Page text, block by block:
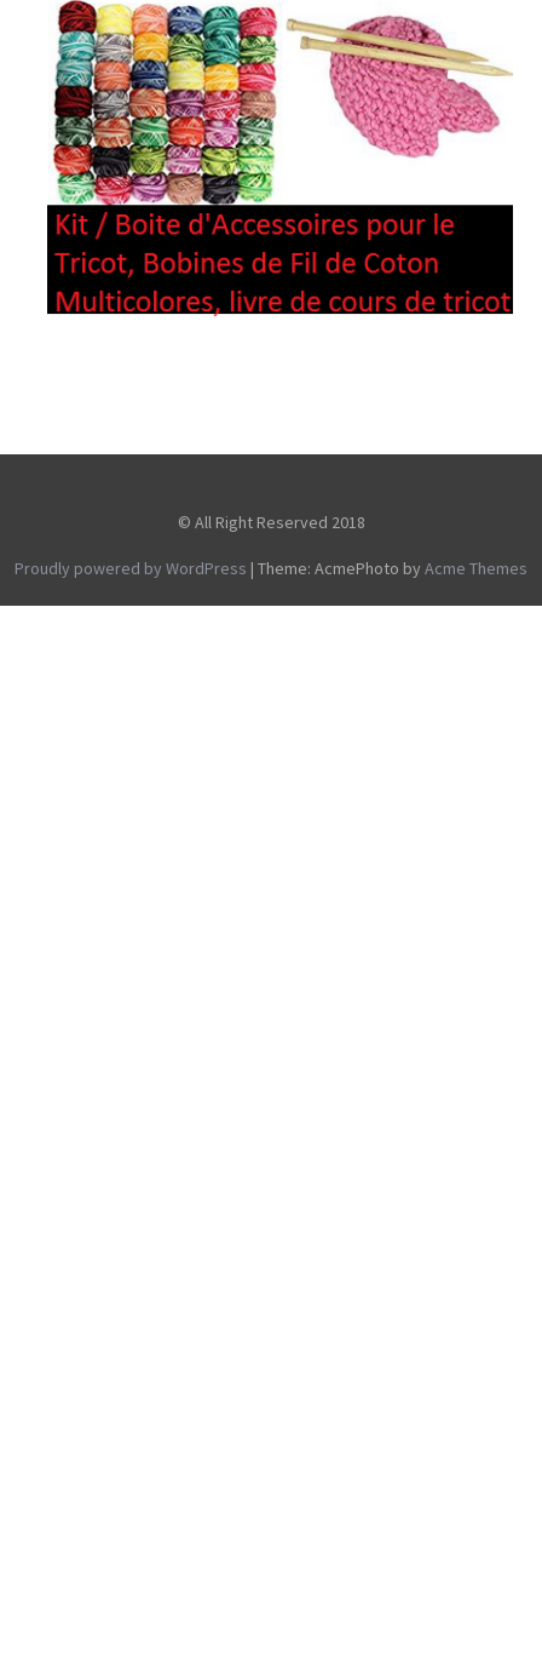
© All Right Reserved 2018
Proudly powered by WordPress | Theme: AcmePhoto by Acme Themes